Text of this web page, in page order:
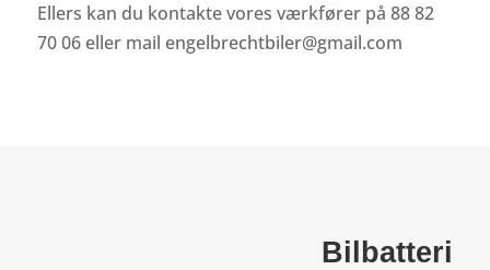
Ellers kan du kontakte vores værkfører på 88 82
70 06 eller mail engelbrechtbiler@gmail.com
Bilbatteri